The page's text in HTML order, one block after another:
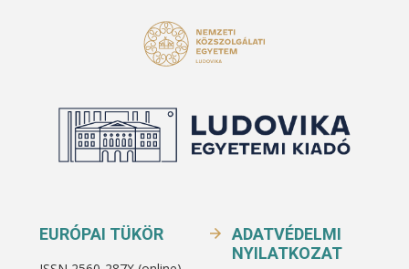
EURÓPAI TÜKÖR
ADATVÉDELMI
NYILATKOZAT